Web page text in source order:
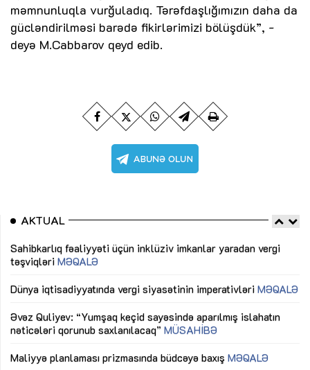
məmnunluqla vurğuladıq. Tərəfdaşlığımızın daha da
gücləndirilməsi barədə fikirlərimizi bölüşdük”, -
deyə M.Cabbarov qeyd edib.
AKTUAL
Sahibkarlıq fəaliyyəti üçün inklüziv imkanlar yaradan vergi
təşviqləri MƏQALƏ
Dünya iqtisadiyyatında vergi siyasətinin imperativləri MƏQALƏ
Əvəz Quliyev: “Yumşaq keçid sayəsində aparılmış islahatın
nəticələri qorunub saxlanılacaq” MÜSAHİBƏ
Maliyyə planlaması prizmasında büdcəyə baxış MƏQALƏ